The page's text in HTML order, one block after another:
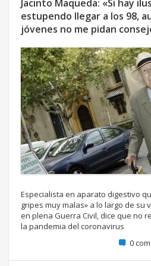
Jacinto Maqueda: «Si hay
estupendo llegar a los 98,
jóvenes no me pidan
Especialista en aparato digestivo
gripes muy malas» a lo largo de su
en plena Guerra Civil, dice que no
la pandemia del coronavirus
0